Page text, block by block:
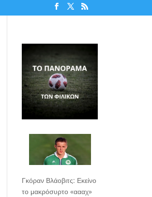
Γκόραν Βλάοβιτς: Εκείνο
το μακρόσυρτο «αααχ»